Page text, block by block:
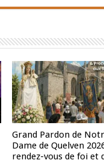
dans son épître aux
vous exhorter, nous
tournent vers l’avenir.
cela qui fonde
je vous souhaite une
Grand Pardon de
Dame de Quelven
rendez-vous de foi et